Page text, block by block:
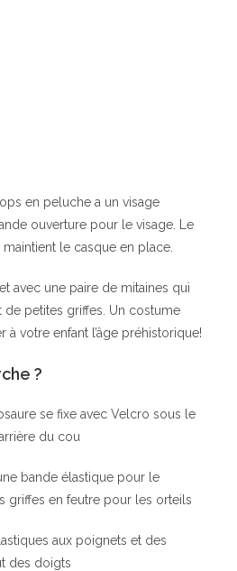
en peluche a un visage
ouverture pour le visage. Le
le casque en place.
avec une paire de mitaines qui
petites griffes. Un costume
à votre enfant l’âge préhistorique!
?
se fixe avec Velcro sous le
du cou
bande élastique pour le
griffes en feutre pour les orteils
aux poignets et des
des doigts